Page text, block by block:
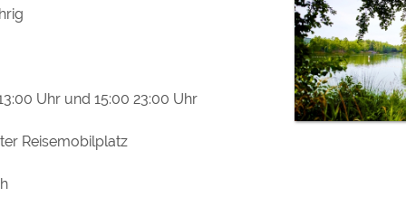
Uhr und 15:00 23:00 Uhr
Reisemobilplatz